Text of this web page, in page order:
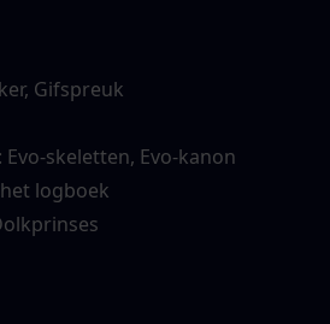
Gifspreuk
: Evo-skeletten, Evo-kanon
logboek